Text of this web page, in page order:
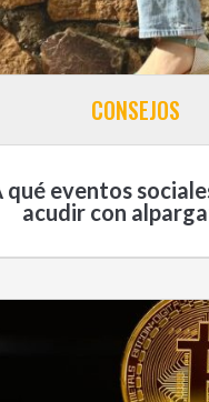
CONSEJOS
qué eventos
acudir con